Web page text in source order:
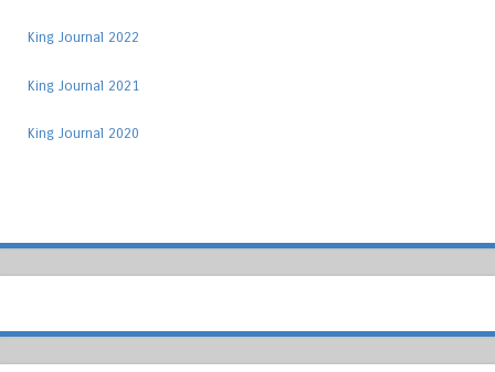
King Journal 2022
King Journal 2021
King Journal 2020